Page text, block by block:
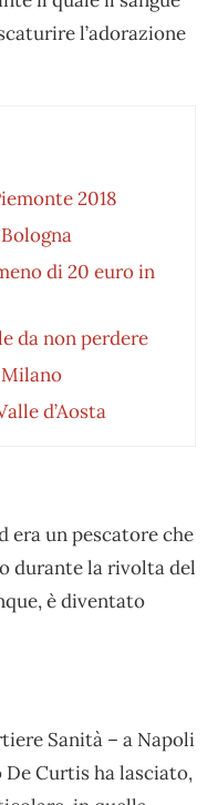
l’adorazione
2018
di 20 euro in
da non perdere
Milano
d’Aosta
era un pescatore che
durante la rivolta del
è diventato
Sanità – a Napoli
Curtis ha lasciato,